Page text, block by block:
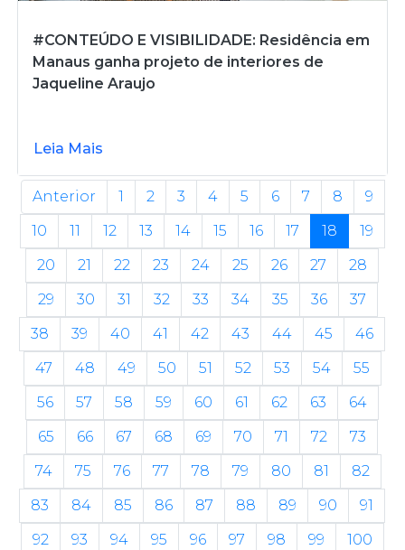
#CONTEÚDO E VISIBILIDADE: Residência em
Manaus ganha projeto de interiores de
Jaqueline Araujo
Leia Mais
Anterior 1 2 3 4 5 6 7 8
9
10
11 12 13 14 15 16 17 18
19
20
21 22 23 24 25 26 27
28
29
30 31 32 33 34 35 36
37
38
39 40 41 42 43 44 45
46
47
48 49 50 51 52 53 54
55
56
57 58 59 60 61 62 63
64
65
66 67 68 69 70 71 72
73
74
75 76 77 78 79 80 81
82
83
84 85 86 87 88 89 90
91
92
93 94 95 96 97 98 99
100